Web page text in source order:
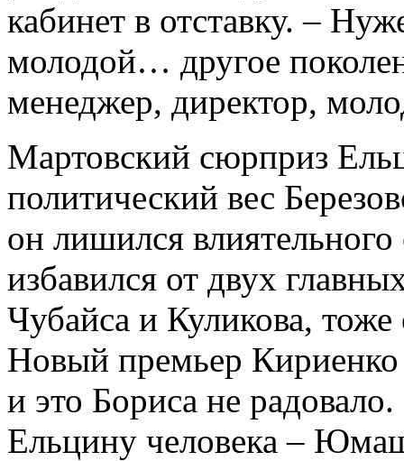
кабинет в отставку. –
молодой… другое
менеджер, директор,
Мартовский сюрприз
политический вес
он лишился
избавился от двух
Чубайса и Куликова, тоже
Новый премьер
и это Бориса не
Ельцину человека –